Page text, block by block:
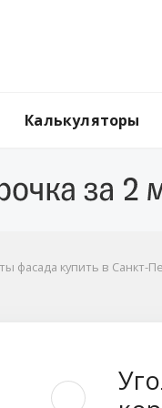
Калькуляторы
фасада купить в Санкт-